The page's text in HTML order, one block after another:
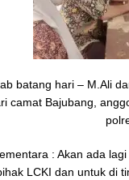
batang hari – M.Ali
camat Bajubang,
: Akan ada
LCKI dan untuk di